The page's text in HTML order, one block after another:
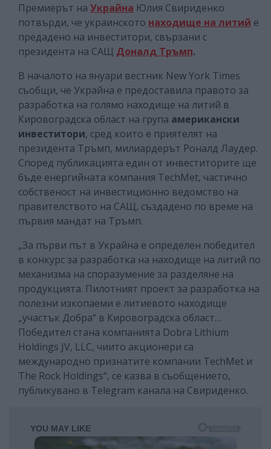
Премиерът на Украйна Юлия Свириденко
потвърди, че украинското находище на литий е
предадено на инвеститори, свързани с
президента на САЩ Доналд Тръмп.
В началото на януари вестник New York Times
съобщи, че Украйна е предоставила правото за
разработка на голямо находище на литий в
Кировоградска област на група американски
инвеститори, сред които е приятелят на
президента Тръмп, милиардерът Роналд Лаудер.
Според публикацията един от инвеститорите ще
бъде енергийната компания TechMet, частично
собственост на инвестиционно ведомство на
правителството на САЩ, създадено по време на
първия мандат на Тръмп.
„За първи път в Украйна е определен победител
в конкурс за разработка на находище на литий по
механизма на споразумение за разделяне на
продукцията. Пилотният проект за разработка на
полезни изкопаеми е литиевото находище
„участък Добра“ в Кировоградска област…
Победител стана компанията Dobra Lithium
Holdings JV, LLC, чиито акционери са
международно признатите компании TechMet и
The Rock Holdings“, се казва в съобщението,
публикувано в Telegram канала на Свириденко.